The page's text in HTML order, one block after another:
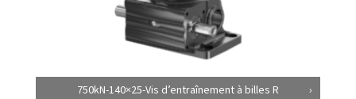
750kN-140×25-Vis d’entraînement à billes R